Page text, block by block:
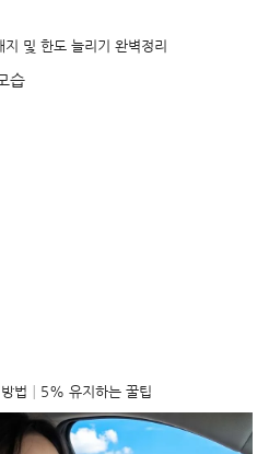
및 한도 늘리기 완벽정리
방법│5% 유지하는 꿀팁